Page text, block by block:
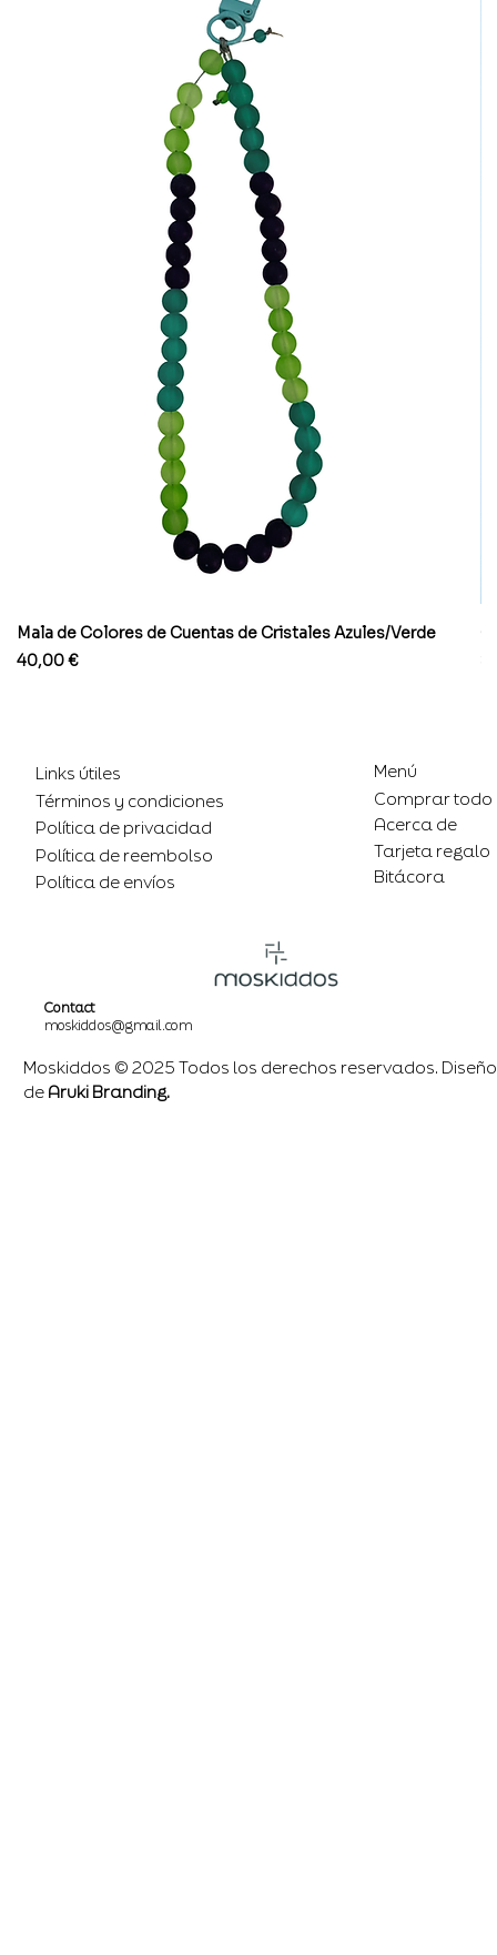
Mala de Colores de Cuentas de Cristales Azules/Verde
Precio
40,00 €
Links útiles
Términos y condiciones
Política de privacidad
Política de reembolso
Política de envíos
Menú
Comprar todo
Acerca de
Tarjeta regalo
Bitácora
Contact
moskiddos@gmail.com
Moskiddos © 2025 Todos los derechos reservados. Diseño
de Aruki Branding.